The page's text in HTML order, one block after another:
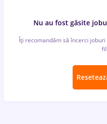
Nu au fost găsite
Îți recomandăm să încerci